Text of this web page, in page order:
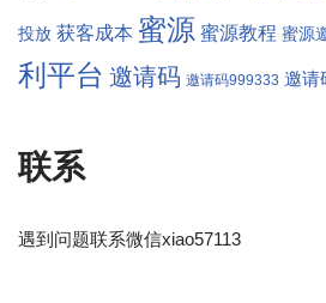
投放 获客成本 蜜源 蜜源教程 蜜源
利平台 邀请码 邀请码999333 邀请
联系
遇到问题联系微信xiao57113